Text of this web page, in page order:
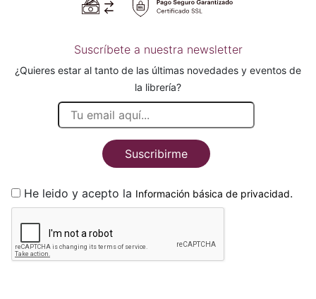
Suscríbete a nuestra newsletter
¿Quieres estar al tanto de las últimas novedades y eventos de
la librería?
Suscribirme
He leido y acepto la Información básica de privacidad.